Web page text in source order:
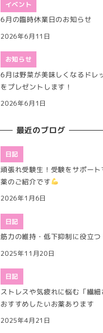
イベント
6月の臨時休業日のお知らせ
2026年6月11日
お知らせ
6月は野菜が美味しくなるドレ
をプレゼントします！
2026年6月1日
最近のブログ
日記
頑張れ受験生！受験をサポー
薬のご紹介です
2026年1月6日
日記
筋力の維持・低下抑制に役立つ
2025年11月20日
日記
ストレスや気疲れに悩む「繊細
おすすめしたいお薬あります
2025年4月21日